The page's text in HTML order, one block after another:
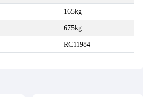
165kg
675kg
RC11984